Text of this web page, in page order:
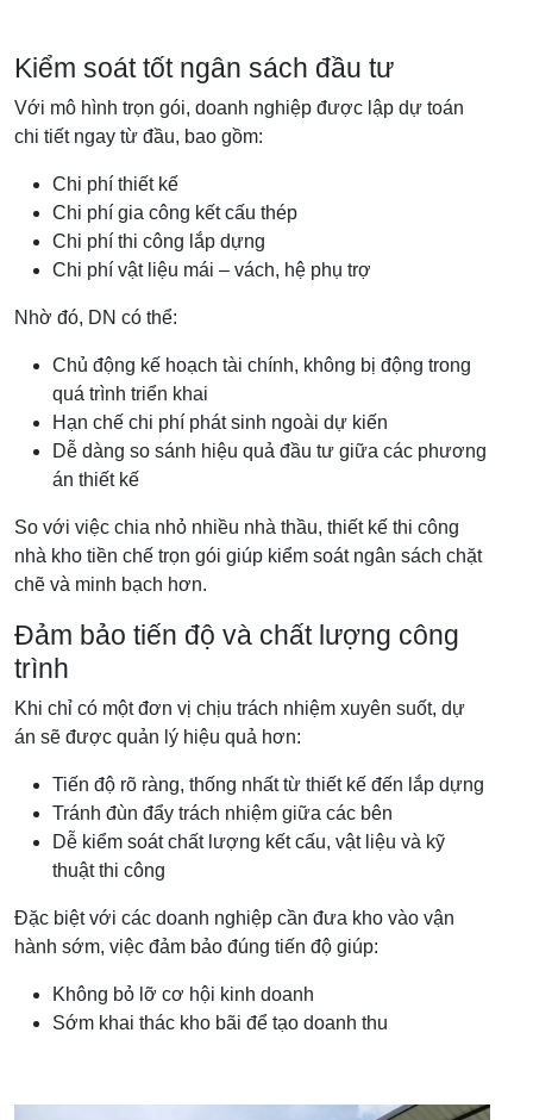
Kiểm soát tốt ngân sách đầu tư
Với mô hình trọn gói, doanh nghiệp được lập dự toán
chi tiết ngay từ đầu, bao gồm:
Chi phí thiết kế
Chi phí gia công kết cấu thép
Chi phí thi công lắp dựng
Chi phí vật liệu mái – vách, hệ phụ trợ
Nhờ đó, DN có thể:
Chủ động kế hoạch tài chính, không bị động trong
quá trình triển khai
Hạn chế chi phí phát sinh ngoài dự kiến
Dễ dàng so sánh hiệu quả đầu tư giữa các phương
án thiết kế
So với việc chia nhỏ nhiều nhà thầu, thiết kế thi công
nhà kho tiền chế trọn gói giúp kiểm soát ngân sách chặt
chẽ và minh bạch hơn.
Đảm bảo tiến độ và chất lượng công
trình
Khi chỉ có một đơn vị chịu trách nhiệm xuyên suốt, dự
án sẽ được quản lý hiệu quả hơn:
Tiến độ rõ ràng, thống nhất từ thiết kế đến lắp dựng
Tránh đùn đẩy trách nhiệm giữa các bên
Dễ kiểm soát chất lượng kết cấu, vật liệu và kỹ
thuật thi công
Đặc biệt với các doanh nghiệp cần đưa kho vào vận
hành sớm, việc đảm bảo đúng tiến độ giúp:
Không bỏ lỡ cơ hội kinh doanh
Sớm khai thác kho bãi để tạo doanh thu